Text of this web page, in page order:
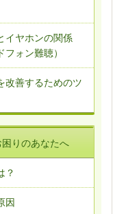
イヤホンの関係
フォン難聴）
改善するためのツ
りのあなたへ
？
因